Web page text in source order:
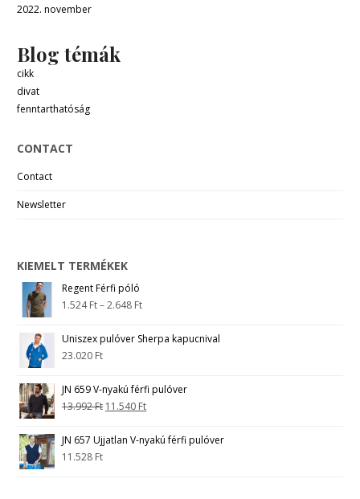
2022. november
Blog témák
cikk
divat
fenntarthatóság
CONTACT
Contact
Newsletter
KIEMELT TERMÉKEK
Regent Férfi póló
1.524Ft–2.648 Ft
Uniszex pulóver Sherpa kapucnival
23.020 Ft
JN 659 V-nyakú férfi pulóver
13.992Ft 11.540 Ft
JN 657 Ujjatlan V-nyakú férfi pulóver
11.528 Ft